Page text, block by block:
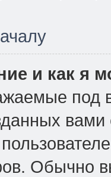
и как я
Обычно